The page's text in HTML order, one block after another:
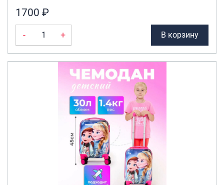
1700 ₽
- + В корзину